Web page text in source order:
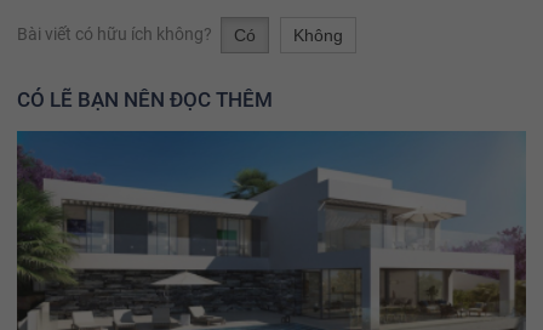
Bài viết có hữu ích không? Có Không
CÓ LẼ BẠN NÊN ĐỌC THÊM